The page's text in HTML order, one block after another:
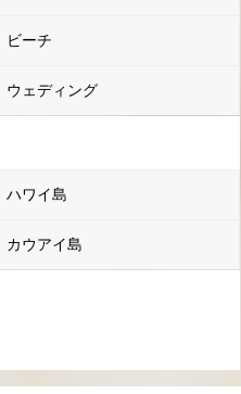
ビーチ
ウェディング
ハワイ島
カウアイ島